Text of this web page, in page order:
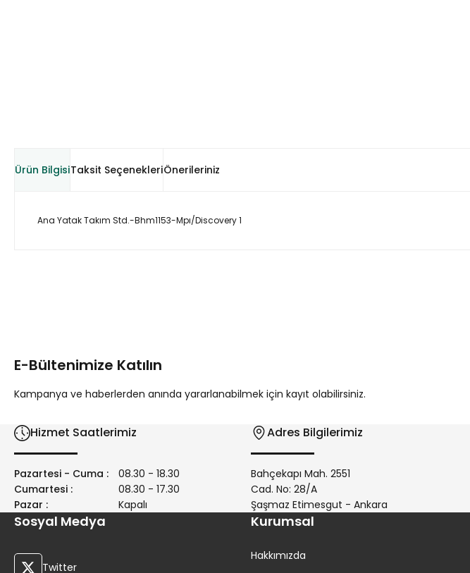
Ürün BilgisiTaksit SeçenekleriÖnerileriniz
Ana Yatak Takım Std.-Bhm1153-Mpı/Discovery 1
Ürün bilgilerinde hatalar bulunuyor.
E-Bültenimize Katılın
Kampanya ve haberlerden anında yararlanabilmek için kayıt olabilirsiniz.
Hizmet Saatlerimiz
Pazartesi - Cuma :
08.30 - 18.30
Cumartesi :
08.30 - 17.30
Pazar :
Kapalı
Adres Bilgilerimiz
Bahçekapı Mah. 2551
Cad. No: 28/A
Şaşmaz Etimesgut - Ankara
Sosyal Medya
Twitter
Kurumsal
Hakkımızda